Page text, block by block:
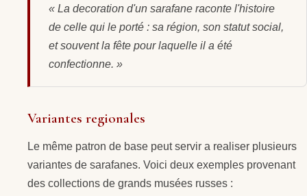
« La decoration d'un sarafane raconte l'histoire
de celle qui le porté : sa région, son statut social,
et souvent la fête pour laquelle il a été
confectionne. »
Variantes regionales
Le même patron de base peut servir a realiser plusieurs
variantes de sarafanes. Voici deux exemples provenant
des collections de grands musées russes :